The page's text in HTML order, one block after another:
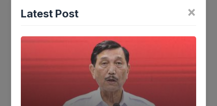
Artikel maupun foto Silahkan
Terima Kasih
×
Latest Post